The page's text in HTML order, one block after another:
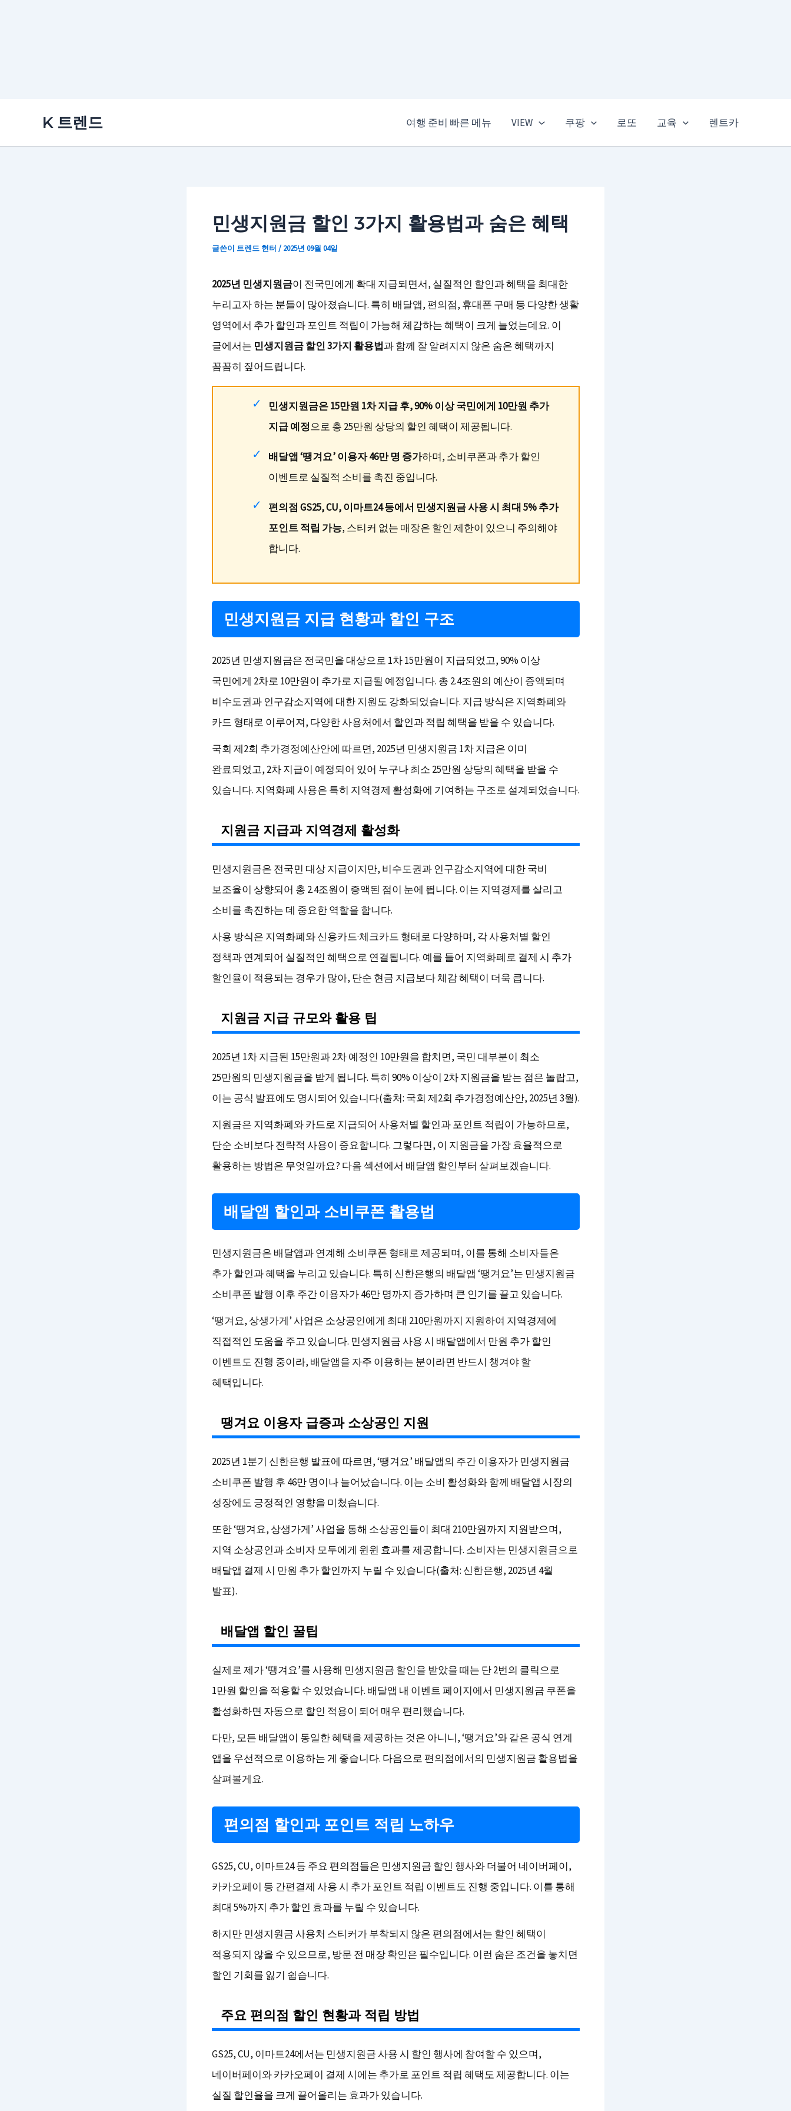
K 트렌드 여행 준비 빠른 메뉴 VIEW 쿠팡 로또 교육 렌트카
민생지원금 할인 3가지 활용법과 숨은 혜택
글쓴이 트렌드 헌터 / 2025년 09월 04일
2025년 민생지원금이 전국민에게 확대 지급되면서, 실질적인 할인과 혜택을 최대한
누리고자 하는 분들이 많아졌습니다. 특히 배달앱, 편의점, 휴대폰 구매 등 다양한 생활
영역에서 추가 할인과 포인트 적립이 가능해 체감하는 혜택이 크게 늘었는데요. 이
글에서는 민생지원금 할인 3가지 활용법과 함께 잘 알려지지 않은 숨은 혜택까지
꼼꼼히 짚어드립니다.
민생지원금은 15만원 1차 지급 후, 90% 이상 국민에게 10만원 추가
지급 예정으로 총 25만원 상당의 할인 혜택이 제공됩니다.
배달앱 ‘땡겨요’ 이용자 46만 명 증가하며, 소비쿠폰과 추가 할인
이벤트로 실질적 소비를 촉진 중입니다.
편의점 GS25, CU, 이마트24 등에서 민생지원금 사용 시 최대 5% 추가
포인트 적립 가능, 스티커 없는 매장은 할인 제한이 있으니 주의해야
합니다.
민생지원금 지급 현황과 할인 구조
2025년 민생지원금은 전국민을 대상으로 1차 15만원이 지급되었고, 90% 이상
국민에게 2차로 10만원이 추가로 지급될 예정입니다. 총 2.4조원의 예산이 증액되며
비수도권과 인구감소지역에 대한 지원도 강화되었습니다. 지급 방식은 지역화폐와
카드 형태로 이루어져, 다양한 사용처에서 할인과 적립 혜택을 받을 수 있습니다.
국회 제2회 추가경정예산안에 따르면, 2025년 민생지원금 1차 지급은 이미
완료되었고, 2차 지급이 예정되어 있어 누구나 최소 25만원 상당의 혜택을 받을 수
있습니다. 지역화폐 사용은 특히 지역경제 활성화에 기여하는 구조로 설계되었습니다.
지원금 지급과 지역경제 활성화
민생지원금은 전국민 대상 지급이지만, 비수도권과 인구감소지역에 대한 국비
보조율이 상향되어 총 2.4조원이 증액된 점이 눈에 띕니다. 이는 지역경제를 살리고
소비를 촉진하는 데 중요한 역할을 합니다.
사용 방식은 지역화폐와 신용카드·체크카드 형태로 다양하며, 각 사용처별 할인
정책과 연계되어 실질적인 혜택으로 연결됩니다. 예를 들어 지역화폐로 결제 시 추가
할인율이 적용되는 경우가 많아, 단순 현금 지급보다 체감 혜택이 더욱 큽니다.
지원금 지급 규모와 활용 팁
2025년 1차 지급된 15만원과 2차 예정인 10만원을 합치면, 국민 대부분이 최소
25만원의 민생지원금을 받게 됩니다. 특히 90% 이상이 2차 지원금을 받는 점은 놀랍고,
이는 공식 발표에도 명시되어 있습니다(출처: 국회 제2회 추가경정예산안, 2025년 3월).
지원금은 지역화폐와 카드로 지급되어 사용처별 할인과 포인트 적립이 가능하므로,
단순 소비보다 전략적 사용이 중요합니다. 그렇다면, 이 지원금을 가장 효율적으로
활용하는 방법은 무엇일까요? 다음 섹션에서 배달앱 할인부터 살펴보겠습니다.
배달앱 할인과 소비쿠폰 활용법
민생지원금은 배달앱과 연계해 소비쿠폰 형태로 제공되며, 이를 통해 소비자들은
추가 할인과 혜택을 누리고 있습니다. 특히 신한은행의 배달앱 ‘땡겨요’는 민생지원금
소비쿠폰 발행 이후 주간 이용자가 46만 명까지 증가하며 큰 인기를 끌고 있습니다.
‘땡겨요, 상생가게’ 사업은 소상공인에게 최대 210만원까지 지원하여 지역경제에
직접적인 도움을 주고 있습니다. 민생지원금 사용 시 배달앱에서 만원 추가 할인
이벤트도 진행 중이라, 배달앱을 자주 이용하는 분이라면 반드시 챙겨야 할
혜택입니다.
땡겨요 이용자 급증과 소상공인 지원
2025년 1분기 신한은행 발표에 따르면, ‘땡겨요’ 배달앱의 주간 이용자가 민생지원금
소비쿠폰 발행 후 46만 명이나 늘어났습니다. 이는 소비 활성화와 함께 배달앱 시장의
성장에도 긍정적인 영향을 미쳤습니다.
또한 ‘땡겨요, 상생가게’ 사업을 통해 소상공인들이 최대 210만원까지 지원받으며,
지역 소상공인과 소비자 모두에게 윈윈 효과를 제공합니다. 소비자는 민생지원금으로
배달앱 결제 시 만원 추가 할인까지 누릴 수 있습니다(출처: 신한은행, 2025년 4월
발표).
배달앱 할인 꿀팁
실제로 제가 ‘땡겨요’를 사용해 민생지원금 할인을 받았을 때는 단 2번의 클릭으로
1만원 할인을 적용할 수 있었습니다. 배달앱 내 이벤트 페이지에서 민생지원금 쿠폰을
활성화하면 자동으로 할인 적용이 되어 매우 편리했습니다.
다만, 모든 배달앱이 동일한 혜택을 제공하는 것은 아니니, ‘땡겨요’와 같은 공식 연계
앱을 우선적으로 이용하는 게 좋습니다. 다음으로 편의점에서의 민생지원금 활용법을
살펴볼게요.
편의점 할인과 포인트 적립 노하우
GS25, CU, 이마트24 등 주요 편의점들은 민생지원금 할인 행사와 더불어 네이버페이,
카카오페이 등 간편결제 사용 시 추가 포인트 적립 이벤트도 진행 중입니다. 이를 통해
최대 5%까지 추가 할인 효과를 누릴 수 있습니다.
하지만 민생지원금 사용처 스티커가 부착되지 않은 편의점에서는 할인 혜택이
적용되지 않을 수 있으므로, 방문 전 매장 확인은 필수입니다. 이런 숨은 조건을 놓치면
할인 기회를 잃기 쉽습니다.
주요 편의점 할인 현황과 적립 방법
GS25, CU, 이마트24에서는 민생지원금 사용 시 할인 행사에 참여할 수 있으며,
네이버페이와 카카오페이 결제 시에는 추가로 포인트 적립 혜택도 제공합니다. 이는
실질 할인율을 크게 끌어올리는 효과가 있습니다.